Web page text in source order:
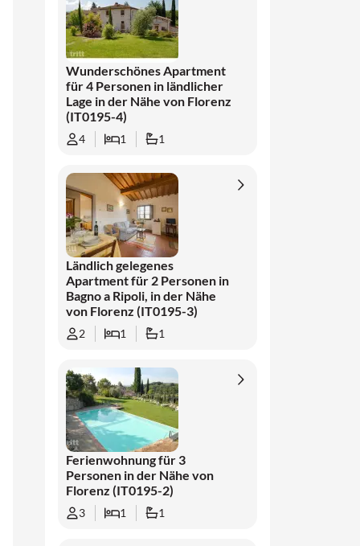
Wunderschönes Apartment
für 4 Personen in ländlicher
Lage in der Nähe von Florenz
(IT0195-4)
4 1 1
Ländlich gelegenes
Apartment für 2 Personen in
Bagno a Ripoli, in der Nähe
von Florenz (IT0195-3)
2 1 1
Ferienwohnung für 3
Personen in der Nähe von
Florenz (IT0195-2)
3 1 1